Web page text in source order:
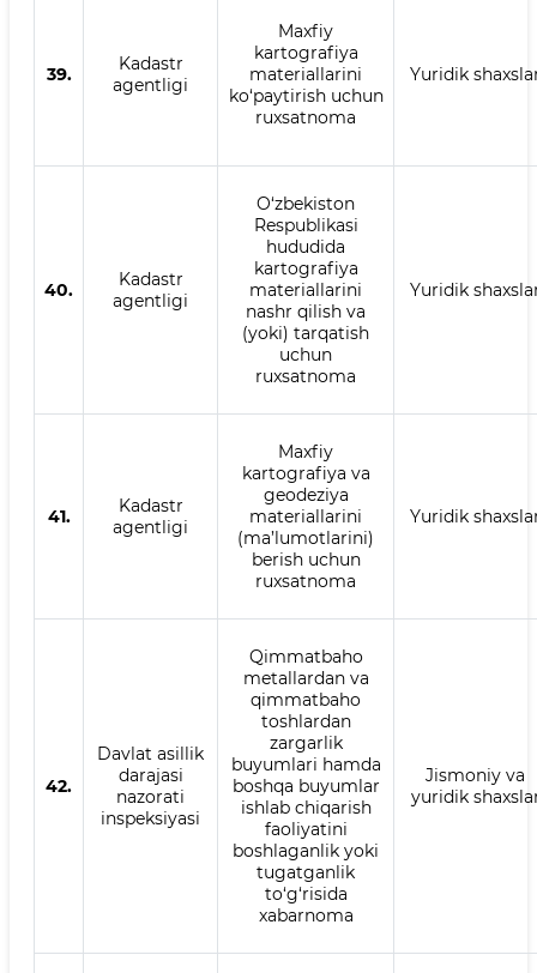
39.
Kadastr
agentligi
Maxfiy
kartografiya
materiallarini
ko‘paytirish uchun
ruxsatnoma
Yuridik
40.
Kadastr
agentligi
O‘zbekiston
Respublikasi
hududida
kartografiya
materiallarini
nashr qilish va
(yoki) tarqatish
uchun
ruxsatnoma
Yuridik
41.
Kadastr
agentligi
Maxfiy
kartografiya va
geodeziya
materiallarini
(ma’lumotlarini)
berish uchun
ruxsatnoma
Yuridik
42.
Davlat asillik
darajasi
nazorati
inspeksiyasi
Qimmatbaho
metallardan va
qimmatbaho
toshlardan
zargarlik
buyumlari hamda
boshqa buyumlar
ishlab chiqarish
faoliyatini
boshlaganlik yoki
tugatganlik
to‘g‘risida
xabarnoma
Jismoniy va
yuridik